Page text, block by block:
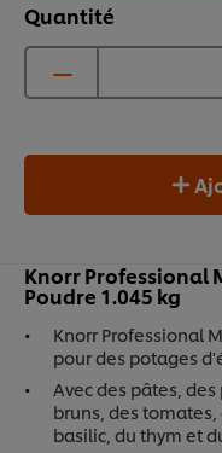
Quantité
Knorr Professional
Poudre 1.045 kg
Knorr Professional
pour des potages
Avec des pâtes,
bruns, des
basilic, du thym et